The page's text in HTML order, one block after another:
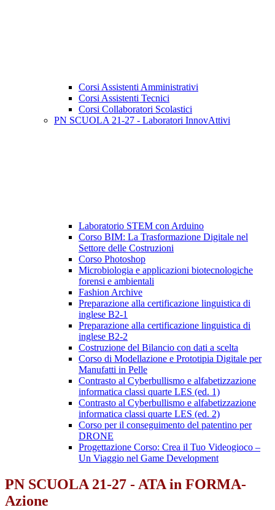
Corsi Assistenti Amministrativi
Corsi Assistenti Tecnici
Corsi Collaboratori Scolastici
PN SCUOLA 21-27 - Laboratori InnovAttivi
Laboratorio STEM con Arduino
Corso BIM: La Trasformazione Digitale nel
Settore delle Costruzioni
Corso Photoshop
Microbiologia e applicazioni biotecnologiche
forensi e ambientali
Fashion Archive
Preparazione alla certificazione linguistica di
inglese B2-1
Preparazione alla certificazione linguistica di
inglese B2-2
Costruzione del Bilancio con dati a scelta
Corso di Modellazione e Prototipia Digitale per
Manufatti in Pelle
Contrasto al Cyberbullismo e alfabetizzazione
informatica classi quarte LES (ed. 1)
Contrasto al Cyberbullismo e alfabetizzazione
informatica classi quarte LES (ed. 2)
Corso per il conseguimento del patentino per
DRONE
Progettazione Corso: Crea il Tuo Videogioco –
Un Viaggio nel Game Development
PN SCUOLA 21-27 - ATA in FORMA-
Azione